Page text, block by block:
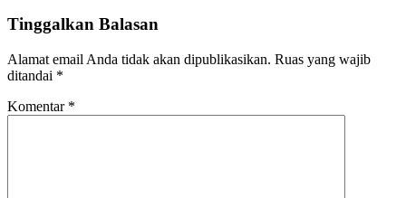
Tinggalkan Balasan
Alamat email Anda tidak akan dipublikasikan. Ruas yang wajib
ditandai *
Komentar *